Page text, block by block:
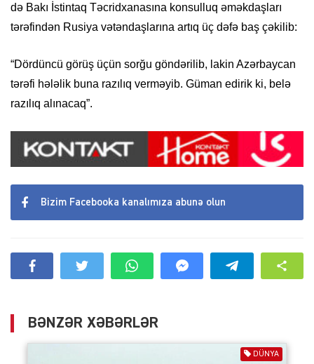
də Bakı İstintaq Təcridxanasına konsulluq əməkdaşları
tərəfindən Rusiya vətəndaşlarına artıq üç dəfə baş çəkilib:
“Dördüncü görüş üçün sorğu göndərilib, lakin Azərbaycan
tərəfi hələlik buna razılıq verməyib. Güman edirik ki, belə
razılıq alınacaq”.
Bizim Facebooka kanalımıza abunə olun
BƏNZƏR XƏBƏRLƏR
DÜNYA